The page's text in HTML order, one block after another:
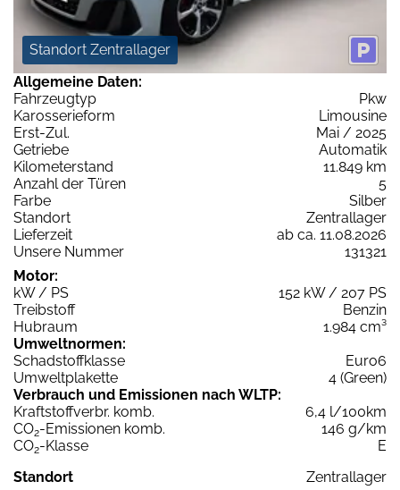
Standort Zentrallager
Allgemeine Daten:
Fahrzeugtyp
Pkw
Karosserieform
Limousine
Erst-Zul.
Mai / 2025
Getriebe
Automatik
Kilometerstand
11.849 km
Anzahl der Türen
5
Farbe
Silber
Standort
Zentrallager
Lieferzeit
ab ca. 11.08.2026
Unsere Nummer
131321
Motor:
kW / PS
152 kW / 207 PS
Treibstoff
Benzin
Hubraum
1.984 cm³
Umweltnormen:
Schadstoffklasse
Euro6
Umweltplakette
4 (Green)
Verbrauch und Emissionen nach WLTP:
Kraftstoffverbr. komb.
6,4 l/100km
CO2-Emissionen komb.
146 g/km
CO2-Klasse
E
Standort
Zentrallager